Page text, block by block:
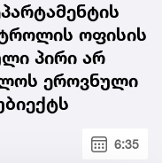
ოფისის
პირი არ
ეროვნული
6:35